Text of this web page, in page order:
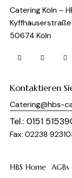
Catering Köln –
50674 Köln
Kontaktieren
Catering@hbs-
Tel.: 0151
Fax: 02238
HBS Home AGBs